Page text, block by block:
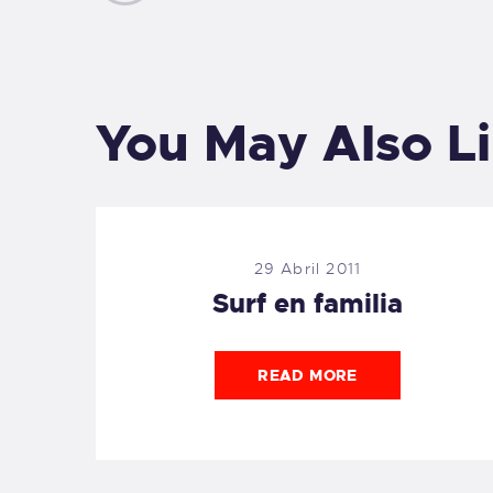
You May Also
29 Abril 2011
Surf en familia
READ MORE